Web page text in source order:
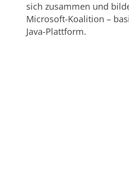
sich zusammen und
Microsoft-Koalition –
Java-Plattform.